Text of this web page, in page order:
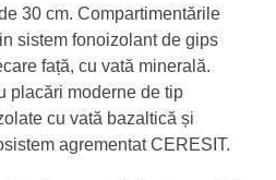
30 cm. Compartimentările
sistem fonoizolant de gips
față, cu vată minerală.
placări moderne de tip
cu vată bazaltică și
agrementat CERESIT.